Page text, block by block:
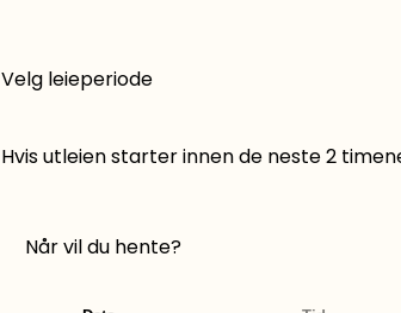
Velg leieperiode
Hvis utleien starter innen de neste 2
Når vil du hente?